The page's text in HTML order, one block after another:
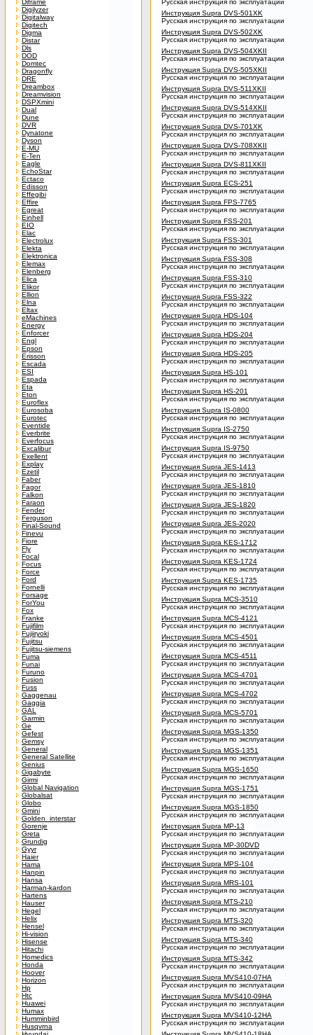
Diframe
Digilyzer
Digitalway
Digitech
Digma
Distar
Dls
DOD
Domtec
Dragonfly
DRE
Dreambox
Dreamvision
DSPXmini
Dual
Dune
DVR
Dynatone
Dyson
E-MU
E-Ten
Eagle
EchoStar
Ectaco
Edisson
Effegibi
Effire
Egreat
Einhell
EIO
Elac
Electrolux
Elekta
Elektronica
Elemax
Elenberg
Elica
Elikor
Ellion
Elna
Eltax
eMachines
Energy
Enforcer
Engl
Epson
Erisson
Escada
ESI
Espada
Eta
Eton
Euroflex
Eurosoba
Eurotec
Eventide
Everbrite
Everfocus
Excalibur
Exellent
Explay
Ezetil
Faber
Fagor
Falkon
Faraon
Fender
Ferguson
Final-Sound
Finevu
Fiore
Fly
Focal
Focus
Force
Ford
Fornelli
Forsage
ForYou
Fox
Franke
Fujifilm
Fujiiryoki
Fujitsu
Fujitsu-siemens
Fuma
Funai
Furuno
Fusion
Fuss
Gaggenau
Gaggia
GAL
Garmin
Ge
Gefest
Gemsy
General
General Satellite
Genius
Gigabyte
Girmi
Global Navigation
Globalsat
Globo
Gmini
Golden_interstar
Gorenje
Greta
Grundig
Gyyr
Haier
Hama
Hanpin
Hansa
Harman-kardon
Hartens
Hauser
Hegel
Helix
Hensel
Hi-vision
Hisense
Hitachi
Homedics
Honda
Hoover
Horizon
Hp
Htc
Huawei
Humax
Humminbird
Husqvrna
Русская инструкция по эксплуатации
Инструкция Supra DVS-501XK
Русская инструкция по эксплуатации
Инструкция Supra DVS-502XK
Русская инструкция по эксплуатации
Инструкция Supra DVS-504XKII
Русская инструкция по эксплуатации
Инструкция Supra DVS-505XKII
Русская инструкция по эксплуатации
Инструкция Supra DVS-511XKII
Русская инструкция по эксплуатации
Инструкция Supra DVS-514XKII
Русская инструкция по эксплуатации
Инструкция Supra DVS-701XK
Русская инструкция по эксплуатации
Инструкция Supra DVS-708XKII
Русская инструкция по эксплуатации
Инструкция Supra DVS-811XKII
Русская инструкция по эксплуатации
Инструкция Supra ECS-251
Русская инструкция по эксплуатации
Инструкция Supra FPS-7765
Русская инструкция по эксплуатации
Инструкция Supra FSS-201
Русская инструкция по эксплуатации
Инструкция Supra FSS-301
Русская инструкция по эксплуатации
Инструкция Supra FSS-308
Русская инструкция по эксплуатации
Инструкция Supra FSS-310
Русская инструкция по эксплуатации
Инструкция Supra FSS-322
Русская инструкция по эксплуатации
Инструкция Supra HDS-104
Русская инструкция по эксплуатации
Инструкция Supra HDS-204
Русская инструкция по эксплуатации
Инструкция Supra HDS-205
Русская инструкция по эксплуатации
Инструкция Supra HS-101
Русская инструкция по эксплуатации
Инструкция Supra HS-201
Русская инструкция по эксплуатации
Инструкция Supra IS-0800
Русская инструкция по эксплуатации
Инструкция Supra IS-2750
Русская инструкция по эксплуатации
Инструкция Supra IS-9750
Русская инструкция по эксплуатации
Инструкция Supra JES-1413
Русская инструкция по эксплуатации
Инструкция Supra JES-1810
Русская инструкция по эксплуатации
Инструкция Supra JES-1820
Русская инструкция по эксплуатации
Инструкция Supra JES-2020
Русская инструкция по эксплуатации
Инструкция Supra KES-1712
Русская инструкция по эксплуатации
Инструкция Supra KES-1724
Русская инструкция по эксплуатации
Инструкция Supra KES-1735
Русская инструкция по эксплуатации
Инструкция Supra MCS-3510
Русская инструкция по эксплуатации
Инструкция Supra MCS-4121
Русская инструкция по эксплуатации
Инструкция Supra MCS-4501
Русская инструкция по эксплуатации
Инструкция Supra MCS-4511
Русская инструкция по эксплуатации
Инструкция Supra MCS-4701
Русская инструкция по эксплуатации
Инструкция Supra MCS-4702
Русская инструкция по эксплуатации
Инструкция Supra MCS-5701
Русская инструкция по эксплуатации
Инструкция Supra MGS-1350
Русская инструкция по эксплуатации
Инструкция Supra MGS-1351
Русская инструкция по эксплуатации
Инструкция Supra MGS-1650
Русская инструкция по эксплуатации
Инструкция Supra MGS-1751
Русская инструкция по эксплуатации
Инструкция Supra MGS-1850
Русская инструкция по эксплуатации
Инструкция Supra MP-13
Русская инструкция по эксплуатации
Инструкция Supra MP-30DVD
Русская инструкция по эксплуатации
Инструкция Supra MPS-104
Русская инструкция по эксплуатации
Инструкция Supra MRS-101
Русская инструкция по эксплуатации
Инструкция Supra MTS-210
Русская инструкция по эксплуатации
Инструкция Supra MTS-320
Русская инструкция по эксплуатации
Инструкция Supra MTS-340
Русская инструкция по эксплуатации
Инструкция Supra MTS-342
Русская инструкция по эксплуатации
Инструкция Supra MVS410-07HA
Русская инструкция по эксплуатации
Инструкция Supra MVS410-09HA
Русская инструкция по эксплуатации
Инструкция Supra MVS410-12HA
Русская инструкция по эксплуатации